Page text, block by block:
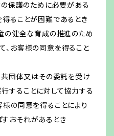
の保護のために必要がある
得ることが困難であるとき
の健全な育成の推進のため
、お客様の同意を得ること
共団体又はその委託を受け
することに対して協力する
の同意を得ることにより
おそれがあるとき